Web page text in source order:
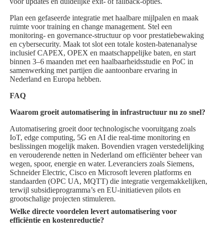
Plan een gefaseerde integratie met haalbare mijlpalen en maak
ruimte voor training en change management. Stel een
monitoring- en governance-structuur op voor prestatiebewaking
en cybersecurity. Maak tot slot een totale kosten-batenanalyse
inclusief CAPEX, OPEX en maatschappelijke baten, en start
binnen 3–6 maanden met een haalbaarheidsstudie en PoC in
samenwerking met partijen die aantoonbare ervaring in
Nederland en Europa hebben.
FAQ
Waarom groeit automatisering in infrastructuur nu zo snel?
Automatisering groeit door technologische vooruitgang zoals
IoT, edge computing, 5G en AI die real-time monitoring en
beslissingen mogelijk maken. Bovendien vragen verstedelijking
en verouderende netten in Nederland om efficiënter beheer van
wegen, spoor, energie en water. Leveranciers zoals Siemens,
Schneider Electric, Cisco en Microsoft leveren platforms en
standaarden (OPC UA, MQTT) die integratie vergemakkelijken,
terwijl subsidieprogramma’s en EU-initiatieven pilots en
grootschalige projecten stimuleren.
Welke directe voordelen levert automatisering voor
efficiëntie en kostenreductie?